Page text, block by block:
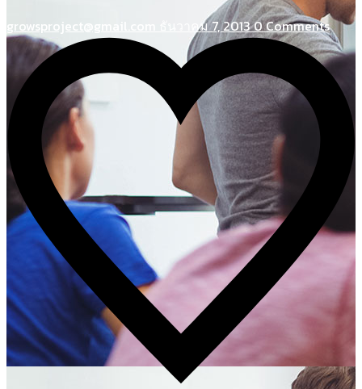
growsproject@gmail.com ธันวาคม 7, 20130 Comments